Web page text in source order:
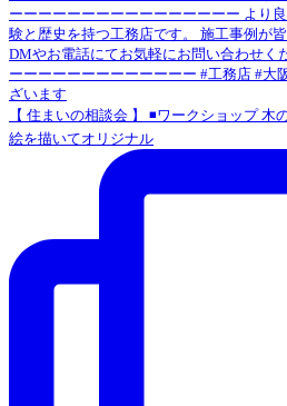
【 住まいの相談会 】 ◾️ワークショップ
絵を描いてオリジナル